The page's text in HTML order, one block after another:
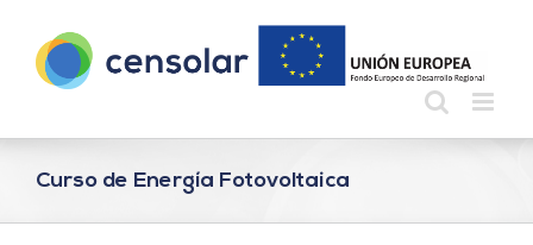
contenido
Curso de Energía Fotovoltaica